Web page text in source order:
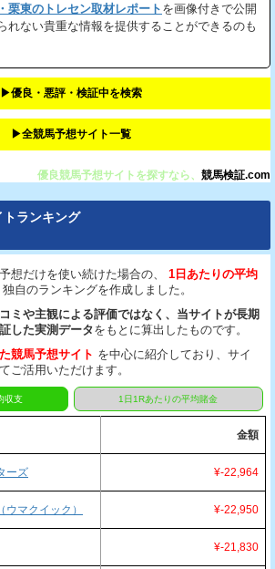
栗東のトレセン取材レポート を画像付きで公開
れない貴重な情報を提供することができるのも
▶︎優良・悪評・検証中を検索
▶︎全競馬予想サイト一覧
優良競馬予想サイトを探すなら、 競馬検証.com
ランキング
想だけを使い続けた場合の、
1日あたりの平均
自のランキングを作成しました。
ミや主観による評価ではなく、当サイトが長期
した実測データをもとに算出したものです。
競馬予想サイト を中心に紹介しており、サイ
ご活用いただけます。
収支 1日1Rあたりの平均賭金
金額
ーズ ¥-22,964
ウマクイック） ¥-22,950
¥-21,830